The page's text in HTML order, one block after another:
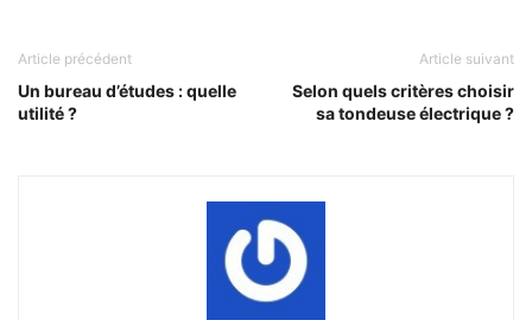
Article précédent
Un bureau d’études : quelle
utilité ?
Article suivant
Selon quels critères choisir
sa tondeuse électrique ?